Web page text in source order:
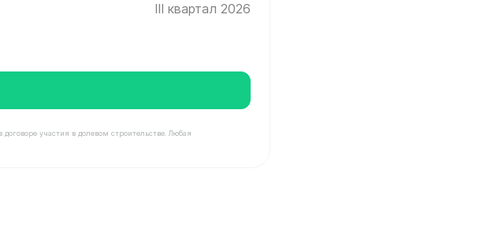
III квартал 2026
участия в долевом строительстве. Любая